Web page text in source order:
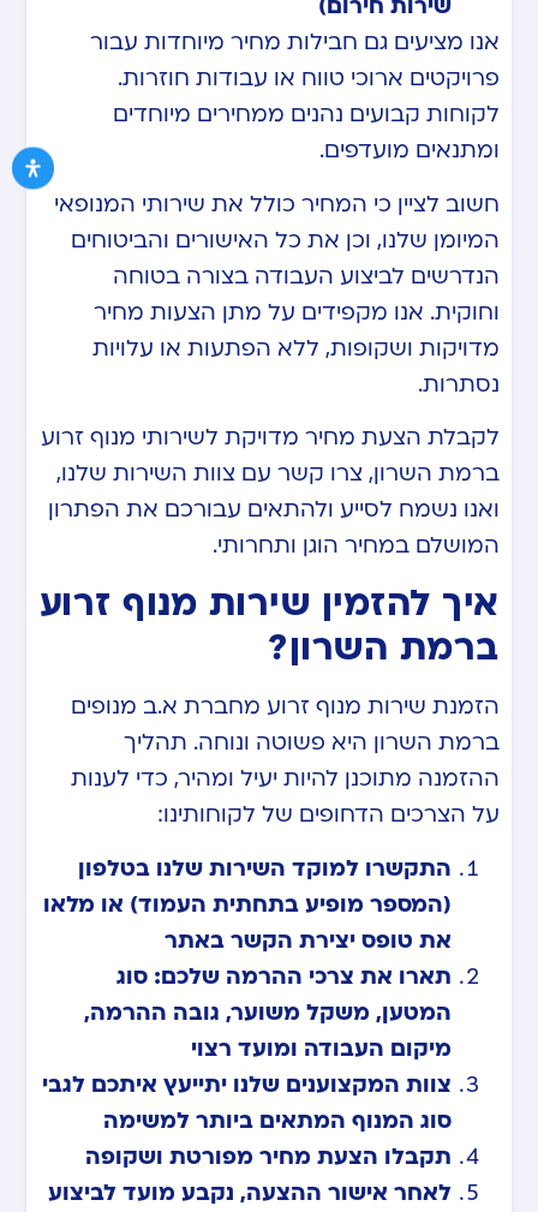
שירות חירום)
אנו מציעים גם חבילות מחיר מיוחדות עבור
פרויקטים ארוכי טווח או עבודות חוזרות.
לקוחות קבועים נהנים ממחירים מיוחדים
ומתנאים מועדפים.
חשוב לציין כי המחיר כולל את שירותי המנופאי
המיומן שלנו, וכן את כל האישורים והביטוחים
הנדרשים לביצוע העבודה בצורה בטוחה
וחוקית. אנו מקפידים על מתן הצעות מחיר
מדויקות ושקופות, ללא הפתעות או עלויות
נסתרות.
לקבלת הצעת מחיר מדויקת לשירותי מנוף זרוע
ברמת השרון, צרו קשר עם צוות השירות שלנו,
ואנו נשמח לסייע ולהתאים עבורכם את הפתרון
המושלם במחיר הוגן ותחרותי.
איך להזמין שירות מנוף זרוע
ברמת השרון?
הזמנת שירות מנוף זרוע מחברת א.ב מנופים
ברמת השרון היא פשוטה ונוחה. תהליך
ההזמנה מתוכנן להיות יעיל ומהיר, כדי לענות
על הצרכים הדחופים של לקוחותינו:
התקשרו למוקד השירות שלנו בטלפון
(המספר מופיע בתחתית העמוד) או מלאו
את טופס יצירת הקשר באתר
תארו את צרכי ההרמה שלכם: סוג
המטען, משקל משוער, גובה ההרמה,
מיקום העבודה ומועד רצוי
צוות המקצוענים שלנו יתייעץ איתכם לגבי
סוג המנוף המתאים ביותר למשימה
תקבלו הצעת מחיר מפורטת ושקופה
לאחר אישור ההצעה, נקבע מועד לביצוע